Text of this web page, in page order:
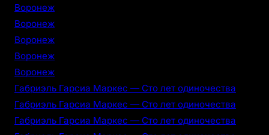
Воронеж
Воронеж
Воронеж
Воронеж
Воронеж
Габриэль Гарсиа Маркес — Сто лет одиночества
Габриэль Гарсиа Маркес — Сто лет одиночества
Габриэль Гарсиа Маркес — Сто лет одиночества